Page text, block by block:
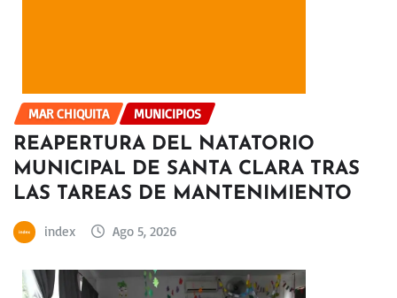
MAR CHIQUITA MUNICIPIOS
REAPERTURA DEL NATATORIO
MUNICIPAL DE SANTA CLARA TRAS
LAS TAREAS DE MANTENIMIENTO
index Ago 5, 2026